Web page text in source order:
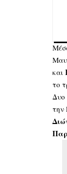
και
το
Δυο
την